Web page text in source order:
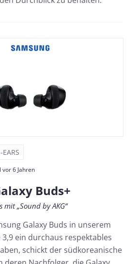
EARS
vor 6 Jahren
Buds+
mit „Sound by AKG“
Galaxy Buds in unserem
ein durchaus respektables
schickt der südkoreanische